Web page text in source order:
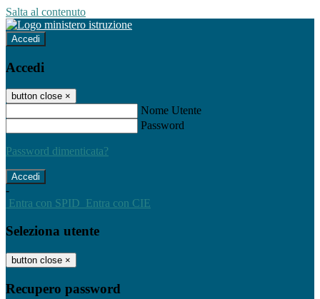
Salta al contenuto
Accedi
Accedi
button close ×
Nome Utente
Password
Password dimenticata?
-
Entra con SPID Entra con CIE
Seleziona utente
button close ×
Recupero password